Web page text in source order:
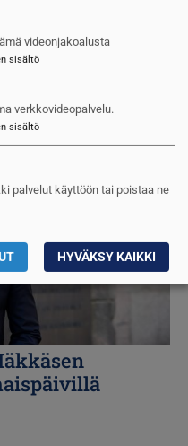
videonjakoalusta
sisältö
verkkovideopalvelu.
sisältö
palvelut käyttöön tai poistaa ne
HYVÄKSY KAIKKI